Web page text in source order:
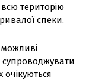
територію
спеки.
супроводжувати
очікуються